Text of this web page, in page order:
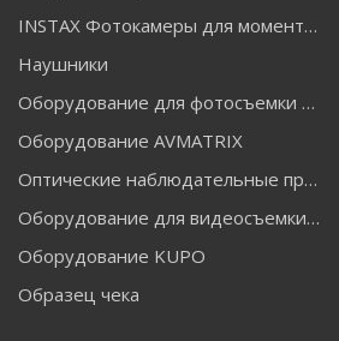
INSTAX Фотокамеры для моментальной печати и аксессуары
Наушники
Оборудование для фотосъемки GODOX
Оборудование AVMATRIX
Оптические наблюдательные приборы
Оборудование для видеосъемки ACCSOON
Оборудование KUPO
Образец чека